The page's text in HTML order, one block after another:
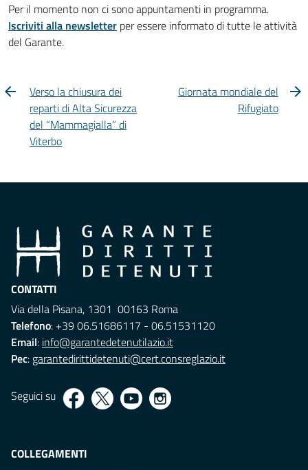
Per il momento non ci sono appuntamenti in programma.
Iscriviti alla newsletter per essere informato di tutte le attività
del Garante.
Verso la chiusura dei
reparti di Alta Sicurezza
del “Mammagialla” di
Viterbo
Giornata mondiale del
Rifugiato
CONTATTI
Via della Pisana, 1301 00163 Roma
Telefono: +39 06.51686117 - 06.51531120
Email: info@garantedetenutilazio.it
Pec: garantedirittidetenuti@cert.consreglazio.it
Seguici su
COLLEGAMENTI